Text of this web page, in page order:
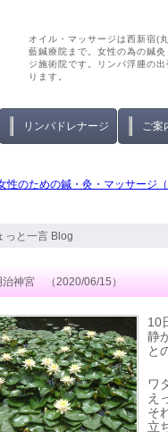
オイル・マッサージは西新宿(
藍鍼療院まで。女性の為の鍼灸
ジ施術院です。リンパ浮腫の出
ります。
リンパドレナージ ご案
性のための鍼・灸・マッサージ（
っと一言 Blog
治神宮 （2020/06/15）
10
静
と
ワ
え
そ
立